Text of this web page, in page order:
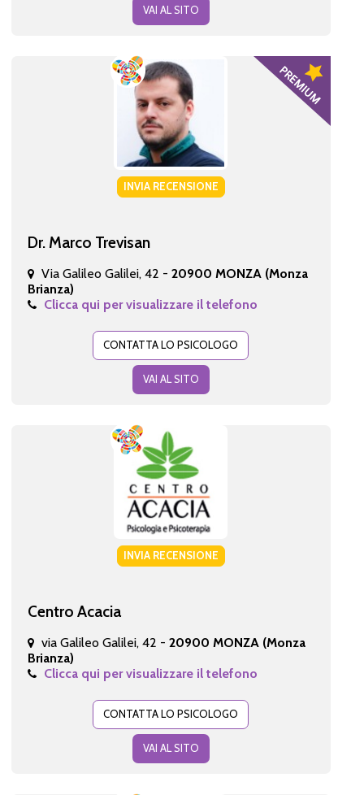
VAI AL SITO
INVIA RECENSIONE
Dr. Marco Trevisan
Via Galileo Galilei, 42 - 20900 MONZA (Monza
Brianza)
Clicca qui per visualizzare il telefono
CONTATTA LO PSICOLOGO
VAI AL SITO
INVIA RECENSIONE
Centro Acacia
via Galileo Galilei, 42 - 20900 MONZA (Monza
Brianza)
Clicca qui per visualizzare il telefono
CONTATTA LO PSICOLOGO
VAI AL SITO